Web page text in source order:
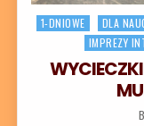
Posted in
1-DNIOWE DLA
IMPREZY